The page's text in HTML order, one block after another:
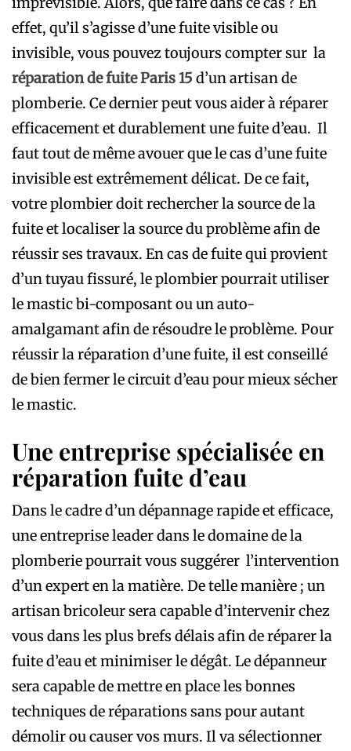
effet, qu’il s’agisse d’une fuite visible ou
invisible, vous pouvez toujours compter sur la
réparation de fuite Paris 15 d’un artisan de
plomberie. Ce dernier peut vous aider à réparer
efficacement et durablement une fuite d’eau. Il
faut tout de même avouer que le cas d’une fuite
invisible est extrêmement délicat. De ce fait,
votre plombier doit rechercher la source de la
fuite et localiser la source du problème afin de
réussir ses travaux. En cas de fuite qui provient
d’un tuyau fissuré, le plombier pourrait utiliser
le mastic bi-composant ou un auto-
amalgamant afin de résoudre le problème. Pour
réussir la réparation d’une fuite, il est conseillé
de bien fermer le circuit d’eau pour mieux sécher
le mastic.
Une entreprise spécialisée en
réparation fuite d’eau
Dans le cadre d’un dépannage rapide et efficace,
une entreprise leader dans le domaine de la
plomberie pourrait vous suggérer l’intervention
d’un expert en la matière. De telle manière ; un
artisan bricoleur sera capable d’intervenir chez
vous dans les plus brefs délais afin de réparer la
fuite d’eau et minimiser le dégât. Le dépanneur
sera capable de mettre en place les bonnes
techniques de réparations sans pour autant
démolir ou causer vos murs. Il va sélectionner